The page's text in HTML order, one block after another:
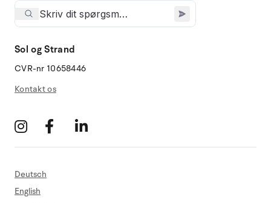
Sol og Strand
CVR-nr 10658446
Kontakt os
Deutsch
English